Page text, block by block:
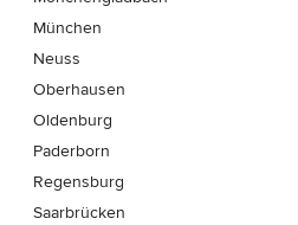
München
Neuss
Oberhausen
Oldenburg
Paderborn
Regensburg
Saarbrücken